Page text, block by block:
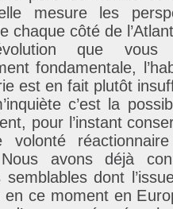
mesure les
chaque côté de
que vous
fondamentale,
est en fait plutôt
c’est la
pour l’instant
volonté
avons déjà
semblables dont
en ce moment en